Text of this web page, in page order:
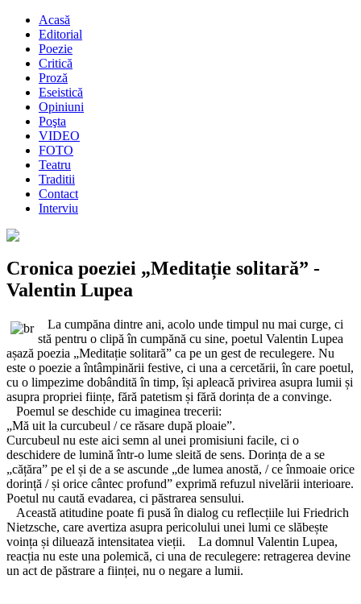
Acasă
Editorial
Poezie
Critică
Proză
Eseistică
Opiniuni
Poşta
VIDEO
FOTO
Teatru
Traditii
Contact
Interviu
Cronica poeziei „Meditație solitară” -
Valentin Lupea
La cumpăna dintre ani, acolo unde timpul nu mai curge, ci
stă pentru o clipă în cumpănă cu sine, poetul Valentin Lupea
așază poezia „Meditație solitară” ca pe un gest de reculegere. Nu
este o poezie a întâmpinării festive, ci una a cercetării, în care poetul,
cu o limpezime dobândită în timp, își apleacă privirea asupra lumii și
asupra propriei ființe, fără patetism și fără dorința de a convinge.
Poemul se deschide cu imaginea trecerii:
„Mă uit la curcubeul / ce răsare după ploaie”.
Curcubeul nu este aici semn al unei promisiuni facile, ci o
deschidere de lumină într-o lume sleită de sens. Dorința de a se
„cățăra” pe el și de a se ascunde „de lumea anostă, / ce înmoaie orice
dorință / și orice cântec profund” exprimă refuzul nivelării interioare.
Poetul nu caută evadarea, ci păstrarea sensului.
Această atitudine poate fi pusă în dialog cu reflecțiile lui Friedrich
Nietzsche, care avertiza asupra pericolului unei lumi ce slăbește
voința și diluează intensitatea vieții. La domnul Valentin Lupea,
reacția nu este una polemică, ci una de reculegere: retragerea devine
un act de păstrare a ființei, nu o negare a lumii.